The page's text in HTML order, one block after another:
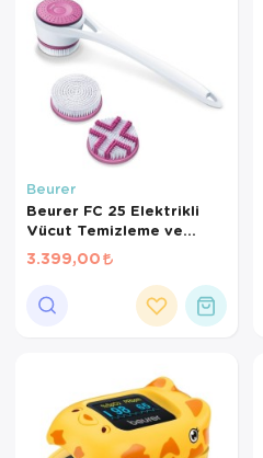
Ortopedi Ürünleri
Ortopedi Ürünleri
Ortopedi Ürünleri
Ortopedi Ürünleri
Sarf Malzemeleri
Yara Bakım Ürünleri
Beurer
Beurer FC 25 Elektrikli
Vücut Temizleme ve
Masaj Fırçası – 2 Fırça
Başlığı, 2 Hız Kademesi,
IPX7 Su Geçirmez
3.399,00